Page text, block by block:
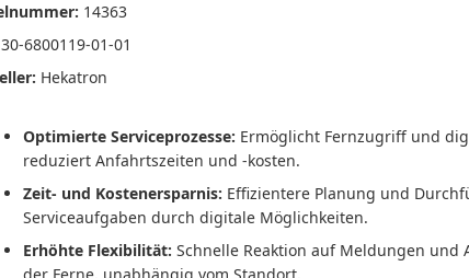
14363
30-6800119-01-01
Hekatron
Optimierte Serviceprozesse: Ermöglicht Fernzugriff und
reduziert Anfahrtszeiten und -kosten.
Zeit- und Kostenersparnis: Effizientere Planung und
Serviceaufgaben durch digitale Möglichkeiten.
Erhöhte Flexibilität: Schnelle Reaktion auf Meldungen und